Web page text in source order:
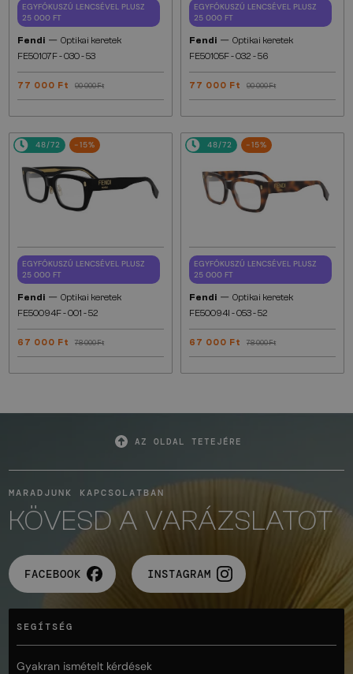
EGYFÓKUSZÚ LENCSÉVEL PLUSZ
25 000 FT
Fendi — Optikai keretek
FE50107F - 030 - 53
77 000 Ft 90 000 Ft
EGYFÓKUSZÚ LENCSÉVEL PLUSZ
25 000 FT
Fendi — Optikai keretek
FE50105F - 032 - 56
77 000 Ft 90 000 Ft
48/72 -15%
EGYFÓKUSZÚ LENCSÉVEL PLUSZ
25 000 FT
Fendi — Optikai keretek
FE50094F - 001 - 52
67 000 Ft 78 000 Ft
48/72 -15%
EGYFÓKUSZÚ LENCSÉVEL PLUSZ
25 000 FT
Fendi — Optikai keretek
FE50094I - 053 - 52
67 000 Ft 78 000 Ft
AZ OLDAL TETEJÉRE
MARADJUNK KAPCSOLATBAN
KÖVESD A VARÁZSLATOT
FACEBOOK INSTAGRAM
SEGÍTSÉG
Gyakran ismételt kérdések